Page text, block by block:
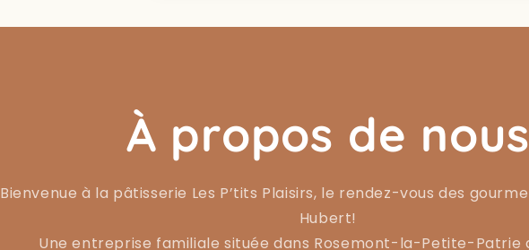
À propos de
Bienvenue à la pâtisserie Les P’tits Plaisirs, le rendez-vous des
Hubert!
Une entreprise familiale située dans Rosemont-la-Petite-Patrie